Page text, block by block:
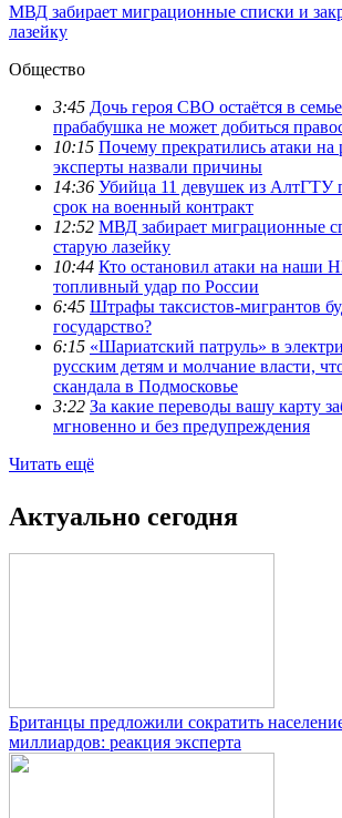
МВД забирает миграционные списки и
лазейку
Общество
3:45 Дочь героя СВО остаётся в
прабабушка не может добиться
10:15 Почему прекратились атаки
эксперты назвали причины
14:36 Убийца 11 девушек из АлтГТУ
срок на военный контракт
12:52 МВД забирает миграционные
старую лазейку
10:44 Кто остановил атаки на наши
топливный удар по России
6:45 Штрафы таксистов-мигрантов
государство?
6:15 «Шариатский патруль» в
русским детям и молчание власти,
скандала в Подмосковье
3:22 За какие переводы вашу карту
мгновенно и без предупреждения
Читать ещё
Актуально сегодня
Британцы предложили сократить
миллиардов: реакция эксперта